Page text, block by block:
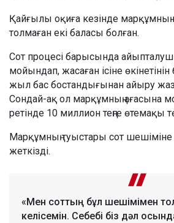
Қайғылы оқиға кезінде марқұмның
толмаған екі баласы болған.
Сот процесі барысында
мойындап, жасаған ісіне өкінетінін
жыл бас бостандығынан айыру
Сондай-ақ ол марқұмның ағасына
ретінде 10 миллион теңге өтемақы
Марқұмның туыстары сот
жеткізді.
«Мен соттың бұл шешімімен
келісемін. Себебі біз дәл